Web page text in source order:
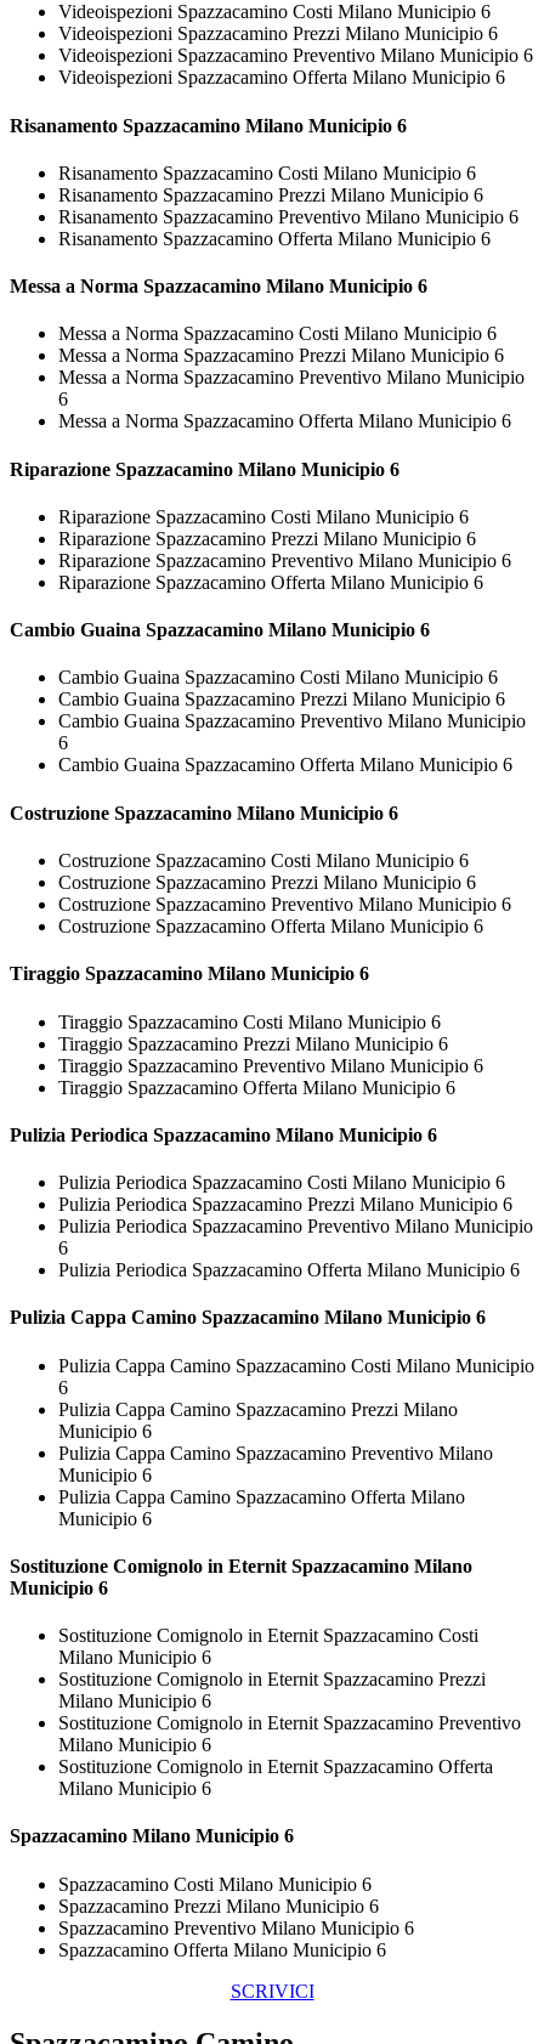
Videoispezioni Spazzacamino Costi Milano Municipio 6
Videoispezioni Spazzacamino Prezzi Milano Municipio 6
Videoispezioni Spazzacamino Preventivo Milano Municipio 6
Videoispezioni Spazzacamino Offerta Milano Municipio 6
Risanamento Spazzacamino Milano Municipio 6
Risanamento Spazzacamino Costi Milano Municipio 6
Risanamento Spazzacamino Prezzi Milano Municipio 6
Risanamento Spazzacamino Preventivo Milano Municipio 6
Risanamento Spazzacamino Offerta Milano Municipio 6
Messa a Norma Spazzacamino Milano Municipio 6
Messa a Norma Spazzacamino Costi Milano Municipio 6
Messa a Norma Spazzacamino Prezzi Milano Municipio 6
Messa a Norma Spazzacamino Preventivo Milano Municipio
6
Messa a Norma Spazzacamino Offerta Milano Municipio 6
Riparazione Spazzacamino Milano Municipio 6
Riparazione Spazzacamino Costi Milano Municipio 6
Riparazione Spazzacamino Prezzi Milano Municipio 6
Riparazione Spazzacamino Preventivo Milano Municipio 6
Riparazione Spazzacamino Offerta Milano Municipio 6
Cambio Guaina Spazzacamino Milano Municipio 6
Cambio Guaina Spazzacamino Costi Milano Municipio 6
Cambio Guaina Spazzacamino Prezzi Milano Municipio 6
Cambio Guaina Spazzacamino Preventivo Milano Municipio
6
Cambio Guaina Spazzacamino Offerta Milano Municipio 6
Costruzione Spazzacamino Milano Municipio 6
Costruzione Spazzacamino Costi Milano Municipio 6
Costruzione Spazzacamino Prezzi Milano Municipio 6
Costruzione Spazzacamino Preventivo Milano Municipio 6
Costruzione Spazzacamino Offerta Milano Municipio 6
Tiraggio Spazzacamino Milano Municipio 6
Tiraggio Spazzacamino Costi Milano Municipio 6
Tiraggio Spazzacamino Prezzi Milano Municipio 6
Tiraggio Spazzacamino Preventivo Milano Municipio 6
Tiraggio Spazzacamino Offerta Milano Municipio 6
Pulizia Periodica Spazzacamino Milano Municipio 6
Pulizia Periodica Spazzacamino Costi Milano Municipio 6
Pulizia Periodica Spazzacamino Prezzi Milano Municipio 6
Pulizia Periodica Spazzacamino Preventivo Milano Municipio
6
Pulizia Periodica Spazzacamino Offerta Milano Municipio 6
Pulizia Cappa Camino Spazzacamino Milano Municipio 6
Pulizia Cappa Camino Spazzacamino Costi Milano Municipio
6
Pulizia Cappa Camino Spazzacamino Prezzi Milano
Municipio 6
Pulizia Cappa Camino Spazzacamino Preventivo Milano
Municipio 6
Pulizia Cappa Camino Spazzacamino Offerta Milano
Municipio 6
Sostituzione Comignolo in Eternit Spazzacamino Milano
Municipio 6
Sostituzione Comignolo in Eternit Spazzacamino Costi
Milano Municipio 6
Sostituzione Comignolo in Eternit Spazzacamino Prezzi
Milano Municipio 6
Sostituzione Comignolo in Eternit Spazzacamino Preventivo
Milano Municipio 6
Sostituzione Comignolo in Eternit Spazzacamino Offerta
Milano Municipio 6
Spazzacamino Milano Municipio 6
Spazzacamino Costi Milano Municipio 6
Spazzacamino Prezzi Milano Municipio 6
Spazzacamino Preventivo Milano Municipio 6
Spazzacamino Offerta Milano Municipio 6
SCRIVICI